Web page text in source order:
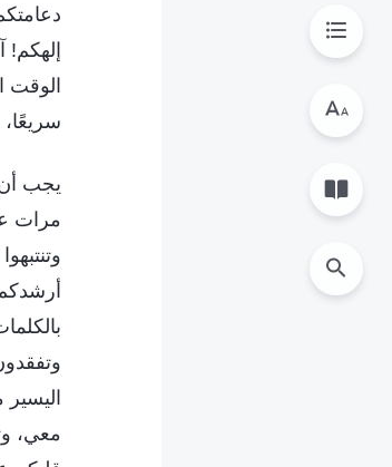
الوقت
يجب أن
مرات
معي،